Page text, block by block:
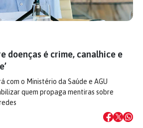
doenças é crime, canalhice e
com o Ministério da Saúde e AGU
quem propaga mentiras sobre